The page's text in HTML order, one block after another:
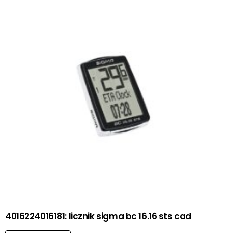
4016224016181: licznik sigma bc 16.16 sts cad